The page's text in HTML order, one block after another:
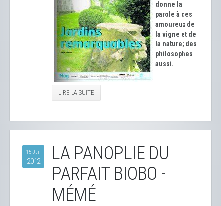
donne la
parole à des
amoureux de
la vigne et de
la nature; des
philosophes
aussi.
LIRE LA SUITE
15 Juil
2012
LA PANOPLIE DU
PARFAIT BIOBO -
MÉMÉ